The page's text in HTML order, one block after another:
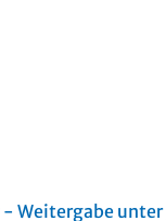
Weitergabe